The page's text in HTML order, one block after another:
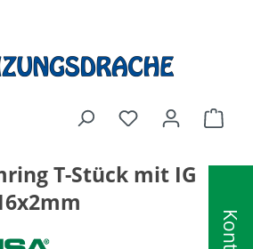
T-Stück mit IG